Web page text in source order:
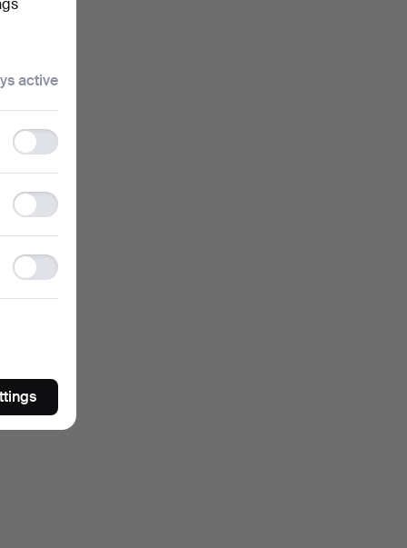
active
Functionality
storage
Statistics
storage
Ad
storage